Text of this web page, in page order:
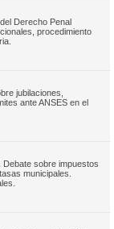
Derecho Penal
procedimiento
jubilaciones,
ante ANSES en el
Debate sobre impuestos
municipales.